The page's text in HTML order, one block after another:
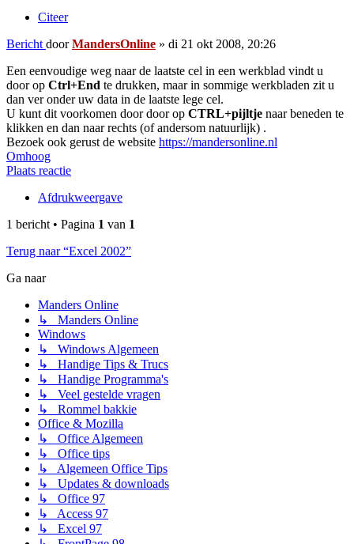
Citeer
Bericht doorMandersOnline » di 21 okt 2008, 20:26
Een eenvoudige weg naar de laatste cel in een werkblad vindt u
door op Ctrl+End te drukken, maar in sommige werkbladen zit u
dan ver onder uw data in de laatste lege cel.
U kunt dit voorkomen door door op CTRL+pijltje naar beneden te
klikken en dan naar rechts (of andersom natuurlijk) .
Bezoek ook gerust de website https://mandersonline.nl
Omhoog
Plaats reactie
Afdrukweergave
1 bericht • Pagina 1 van 1
Terug naar “Excel 2002”
Ga naar
Manders Online
↳ Manders Online
Windows
↳ Windows Algemeen
↳ Handige Tips & Trucs
↳ Handige Programma's
↳ Veel gestelde vragen
↳ Rommel bakkie
Office & Mozilla
↳ Office Algemeen
↳ Office tips
↳ Algemeen Office Tips
↳ Updates & downloads
↳ Office 97
↳ Access 97
↳ Excel 97